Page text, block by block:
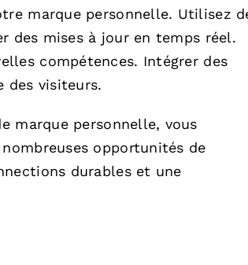
marque personnelle. Utilisez
des mises à jour en temps réel.
compétences. Intégrer des
des visiteurs.
marque personnelle, vous
opportunités de
durables et une